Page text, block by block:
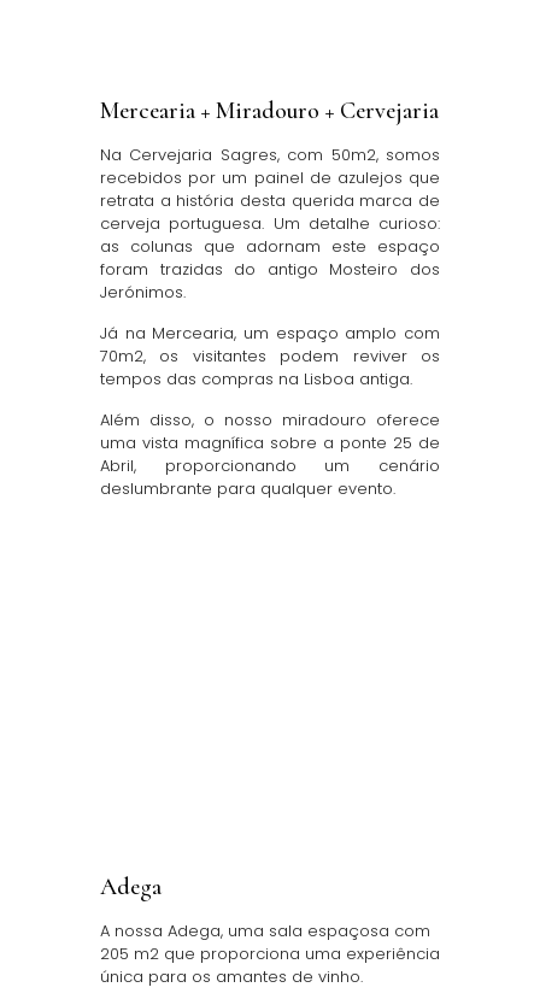
Mercearia + Miradouro + Cervejaria
Na Cervejaria Sagres, com 50m2, somos
recebidos por um painel de azulejos que
retrata a história desta querida marca de
cerveja portuguesa. Um detalhe curioso:
as colunas que adornam este espaço
foram trazidas do antigo Mosteiro dos
Jerónimos.
Já na Mercearia, um espaço amplo com
70m2, os visitantes podem reviver os
tempos das compras na Lisboa antiga.
Além disso, o nosso miradouro oferece
uma vista magnífica sobre a ponte 25 de
Abril, proporcionando um cenário
deslumbrante para qualquer evento.
Adega
A nossa Adega, uma sala espaçosa com
205 m2 que proporciona uma experiência
única para os amantes de vinho.